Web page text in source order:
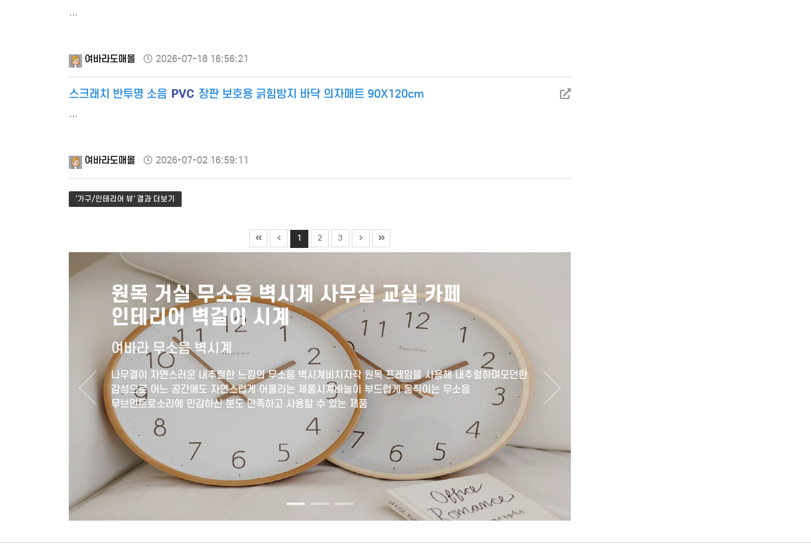
…
여바라도매몰 2026-07-18 16:56:21
스크래치 반투명 소음 PVC 장판 보호용 긁힘방지 바닥 의자매트 90X120cm
…
여바라도매몰 2026-07-02 16:59:11
'가구/인테리어 뷰' 결과 더보기
1 2 3
해 내추럴하며모던한
360도 회전 룸미러 스마트폰 거치대
자유로운 방향조절
왼쪽, 오른쪽, 가로모드, 세로모드제약없는 방향전환 모두 가능